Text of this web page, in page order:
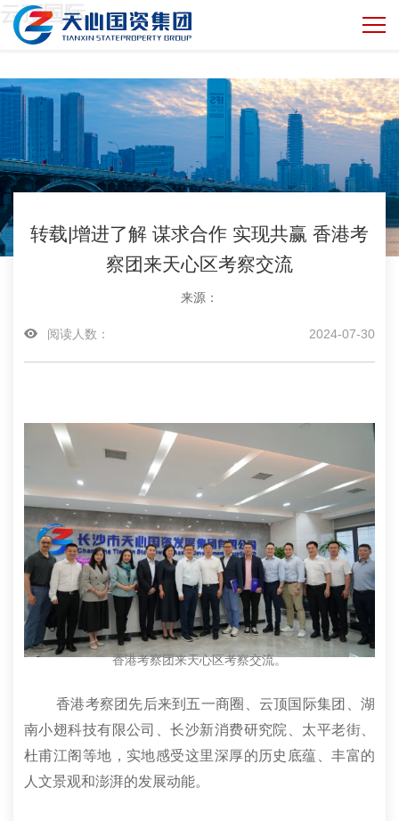
云顶国际
转载|增进了解 谋求合作 实现共赢 香港考
察团来天心区考察交流
来源：
阅读人数： 2024-07-30
香港考察团来天心区考察交流。
香港考察团先后来到五一商圈、云顶国际集团、湖
南小翅科技有限公司、长沙新消费研究院、太平老街、
杜甫江阁等地，实地感受这里深厚的历史底蕴、丰富的
人文景观和澎湃的发展动能。